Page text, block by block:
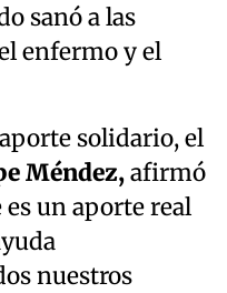
sanó a las
enfermo y el
solidario, el
Méndez,afirmó
es un aporte real
nuestros